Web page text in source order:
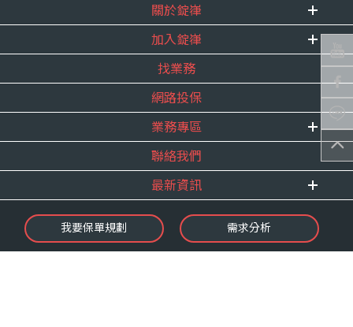
關於錠嵂
企業資訊
重要事跡
得獎紀錄
服務宣言
合作夥伴
加入錠嵂
內勤招聘
精英招募
年度增員計畫
找業務
網路投保
業務專區
E 線資源網
聯絡我們
最新資訊
最新消息
錠嵂焦點
我要保單規劃 需求分析